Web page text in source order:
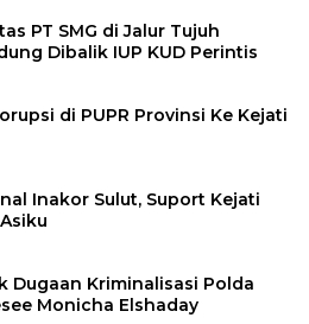
PT SMG di Jalur Tujuh
Dibalik IUP KUD Perintis
di PUPR Provinsi Ke Kejati
Inakor Sulut, Suport Kejati
Dugaan Kriminalisasi Polda
Monicha Elshaday